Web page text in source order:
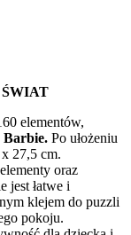
elementów,
Barbie. Po ułożeniu
27,5 cm.
oraz
jest łatwe i
klejem do puzzli
pokoju.